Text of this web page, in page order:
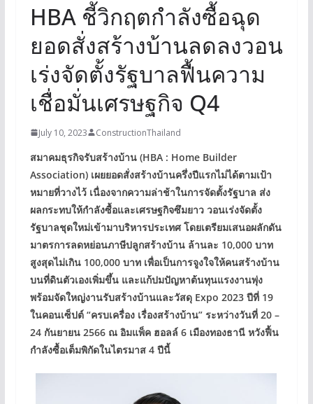
HBA ชี้วิกฤตกำลังซื้อฉุด
ยอดสั่งสร้างบ้านลดลงวอน
เร่งจัดตั้งรัฐบาลฟื้นความ
เชื่อมั่นเศรษฐกิจ Q4
July 10, 2023 ConstructionThailand
สมาคมธุรกิจรับสร้างบ้าน (HBA : Home Builder
Association) เผยยอดสั่งสร้างบ้านครึ่งปีแรกไม่ได้ตามเป้า
หมายที่วางไว้ เนื่องจากความล่าช้าในการจัดตั้งรัฐบาล ส่ง
ผลกระทบให้กำลังซื้อและเศรษฐกิจซึมยาว วอนเร่งจัดตั้ง
รัฐบาลชุดใหม่เข้ามาบริหารประเทศ โดยเตรียมเสนอผลักดัน
มาตรการลดหย่อนภาษีปลูกสร้างบ้าน ล้านละ 10,000 บาท
สูงสุดไม่เกิน 100,000 บาท เพื่อเป็นการจูงใจให้คนสร้างบ้าน
บนที่ดินตัวเองเพิ่มขึ้น และแก้ปมปัญหาต้นทุนแรงงานพุ่ง
พร้อมจัดใหญ่งานรับสร้างบ้านและวัสดุ Expo 2023 ปีที่ 19
ในคอนเซ็ปต์ “ครบเครื่อง เรื่องสร้างบ้าน” ระหว่างวันที่ 20 –
24 กันยายน 2566 ณ อิมแพ็ค ฮอลล์ 6 เมืองทองธานี หวังฟื้น
กำลังซื้อเต็มพิกัดในไตรมาส 4 ปีนี้